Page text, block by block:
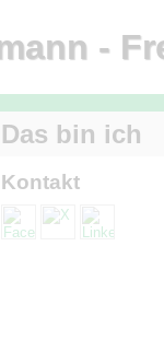
-
Das bin ich
Kontakt